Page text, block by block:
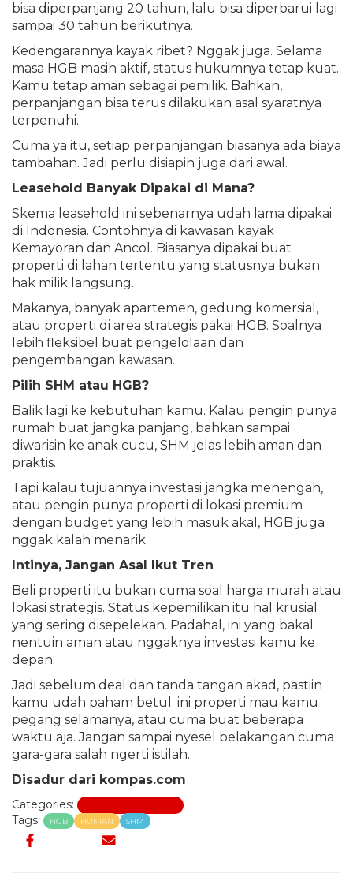
bisa diperpanjang 20 tahun, lalu bisa diperbarui lagi
sampai 30 tahun berikutnya.
Kedengarannya kayak ribet? Nggak juga. Selama
masa HGB masih aktif, status hukumnya tetap kuat.
Kamu tetap aman sebagai pemilik. Bahkan,
perpanjangan bisa terus dilakukan asal syaratnya
terpenuhi.
Cuma ya itu, setiap perpanjangan biasanya ada biaya
tambahan. Jadi perlu disiapin juga dari awal.
Leasehold Banyak Dipakai di Mana?
Skema leasehold ini sebenarnya udah lama dipakai
di Indonesia. Contohnya di kawasan kayak
Kemayoran dan Ancol. Biasanya dipakai buat
properti di lahan tertentu yang statusnya bukan
hak milik langsung.
Makanya, banyak apartemen, gedung komersial,
atau properti di area strategis pakai HGB. Soalnya
lebih fleksibel buat pengelolaan dan
pengembangan kawasan.
Pilih SHM atau HGB?
Balik lagi ke kebutuhan kamu. Kalau pengin punya
rumah buat jangka panjang, bahkan sampai
diwarisin ke anak cucu, SHM jelas lebih aman dan
praktis.
Tapi kalau tujuannya investasi jangka menengah,
atau pengin punya properti di lokasi premium
dengan budget yang lebih masuk akal, HGB juga
nggak kalah menarik.
Intinya, Jangan Asal Ikut Tren
Beli properti itu bukan cuma soal harga murah atau
lokasi strategis. Status kepemilikan itu hal krusial
yang sering disepelekan. Padahal, ini yang bakal
nentuin aman atau nggaknya investasi kamu ke
depan.
Jadi sebelum deal dan tanda tangan akad, pastiin
kamu udah paham betul: ini properti mau kamu
pegang selamanya, atau cuma buat beberapa
waktu aja. Jangan sampai nyesel belakangan cuma
gara-gara salah ngerti istilah.
Disadur dari kompas.com
Categories:
Tags: HGB HUNIAN SHM